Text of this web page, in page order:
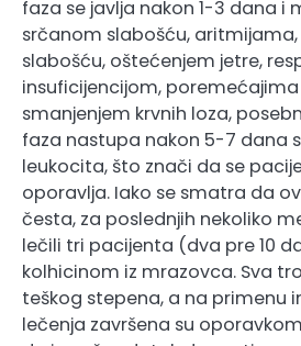
faza se javlja nakon 1-3 dana i
srčanom slabošću,
slabošću, oštećenjem jetre,
insuficijencijom, poremećajima
smanjenjem krvnih loza,
faza nastupa nakon 5-7 dana
leukocita, što znači da se
oporavlja. Iako se smatra da
česta, za poslednjih nekoliko
lečili tri pacijenta (dva pre 10
kolhicinom iz mrazovca. Sva
teškog stepena, a na primenu
lečenja završena su